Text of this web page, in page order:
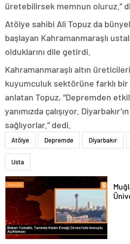
üretebilirsek memnun oluruz.”
Atölye sahibi Ali Topuz da
başlayan Kahramanmaraşlı
olduklarını dile getirdi.
Kahramanmaraşlı altın
kuyumculuk sektörüne farklı bir
anlatan Topuz, “Depremden
yanımızda çalışıyor.
sağlıyorlar.” dedi.
Atölye Depremde Diyarbakır
Usta